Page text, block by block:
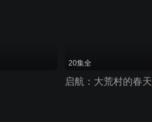
20集全
启航：大荒村的春天